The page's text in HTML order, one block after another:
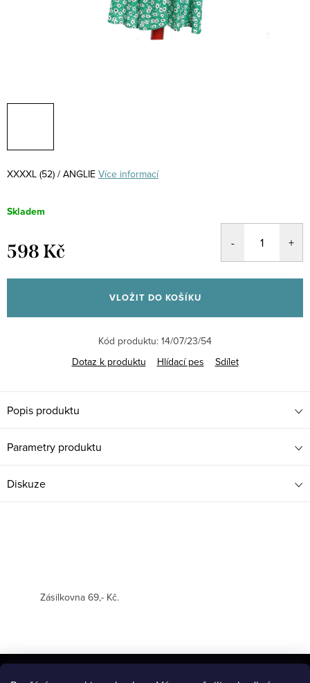
XXXXL (52) / ANGLIE Více informací
Skladem
598 Kč
cena:
VLOŽIT DO KOŠÍKU
Kód produktu: 14/07/23/54
Dotaz k produktu
Hlídací pes Sdílet
Popis produktu
Parametry produktu
Diskuze
Zásilkovna 69,- Kč.
Z